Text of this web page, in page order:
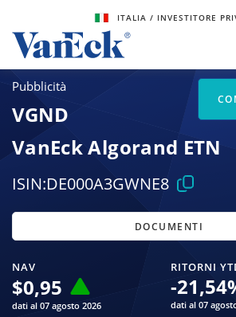
ITALIA/ INVESTITORE
Pubblicità
VGND
VanEck Algorand ETN
ISIN:DE000A3GWNE8
NAV
$0,95
dati al 07 agosto 2026
RITORNI
-21,54
dati al 07
DOCUMENTI